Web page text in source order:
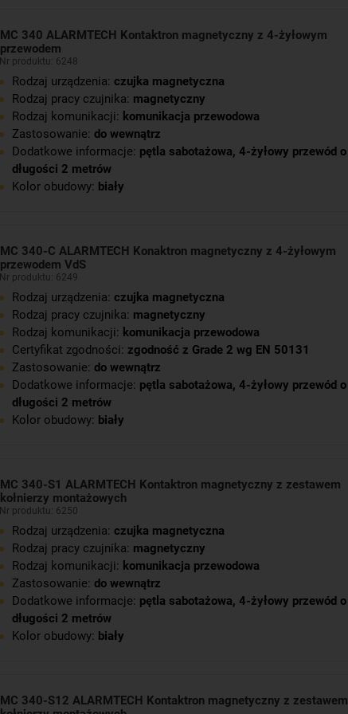
MC 340 ALARMTECH Kontaktron magnetyczny z 4-żyłowym
przewodem
Nr produktu: 6248
Rodzaj urządzenia: czujka magnetyczna
Rodzaj pracy czujnika: magnetyczny
Rodzaj komunikacji: komunikacja przewodowa
Zastosowanie: do wewnątrz
Dodatkowe informacje: pętla sabotażowa, 4-żyłowy przewód o
długości 2 metrów
Kolor obudowy: biały
MC 340-C ALARMTECH Konaktron magnetyczny z 4-żyłowym
przewodem VdS
Nr produktu: 6249
Rodzaj urządzenia: czujka magnetyczna
Rodzaj pracy czujnika: magnetyczny
Rodzaj komunikacji: komunikacja przewodowa
Certyfikat zgodności: zgodność z Grade 2 wg EN 50131
Zastosowanie: do wewnątrz
Dodatkowe informacje: pętla sabotażowa, 4-żyłowy przewód o
długości 2 metrów
Kolor obudowy: biały
MC 340-S1 ALARMTECH Kontaktron magnetyczny z zestawem
kołnierzy montażowych
Nr produktu: 6250
Rodzaj urządzenia: czujka magnetyczna
Rodzaj pracy czujnika: magnetyczny
Rodzaj komunikacji: komunikacja przewodowa
Zastosowanie: do wewnątrz
Dodatkowe informacje: pętla sabotażowa, 4-żyłowy przewód o
długości 2 metrów
Kolor obudowy: biały
MC 340-S12 ALARMTECH Kontaktron magnetyczny z zestawem